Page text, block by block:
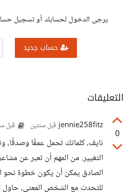
يرجى الدخول لحسابك أو تسجيل
حساب جديد
التعليقات
0
jennie258fitz قبل سنتين قبل
نايف، كلماتك تحمل عمقًا
التغيير. من المهم أن تعبر عن
الصادق يمكن أن يكون خطوة نحو
للتحدث مع الشخص المعني، حاول